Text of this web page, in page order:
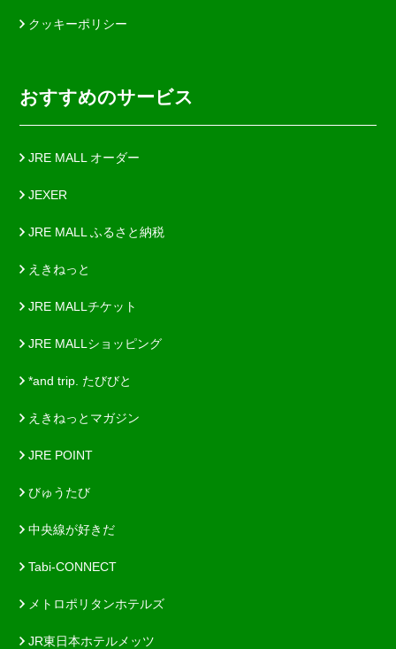
クッキーポリシー
おすすめのサービス
JRE MALL オーダー
JEXER
JRE MALL ふるさと納税
えきねっと
JRE MALLチケット
JRE MALLショッピング
*and trip. たびびと
えきねっとマガジン
JRE POINT
びゅうたび
中央線が好きだ
Tabi-CONNECT
メトロポリタンホテルズ
JR東日本ホテルメッツ